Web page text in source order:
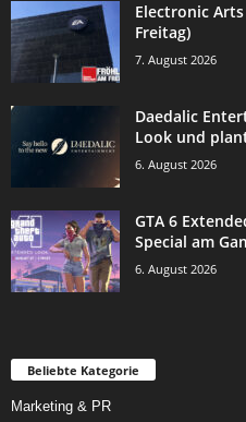
Electronic
Freitag)
7. August 2026
Daedalic
Look und
6. August 2026
GTA 6
Special am
6. August 2026
Beliebte Kategorie
Marketing & PR